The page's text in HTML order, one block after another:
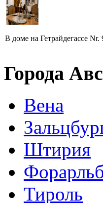
В доме на Гетрайдегассе
Города
Вена
Штирия
Тироль